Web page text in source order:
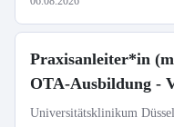
Praxisanleiter*in
OTA-Ausbildung -
Universitätsklinikum